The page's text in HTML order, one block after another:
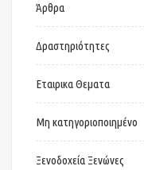
Άρθρα
Δραστηριότητες
Εταιρικα Θεματα
Μη κατηγοριοποιημένο
Ξενοδοχεία Ξενώνες